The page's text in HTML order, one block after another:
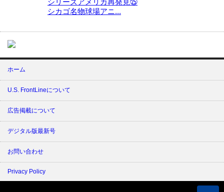
シカゴ名物球場アニ...
ホーム
U.S. FrontLineについて
広告掲載について
デジタル版最新号
お問い合わせ
Privacy Policy